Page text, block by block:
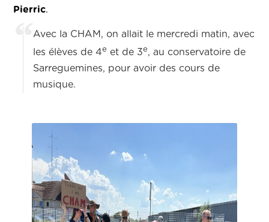
Pierric.
Avec la CHAM, on allait le mercredi matin, avec
les élèves de 4e et de 3e, au conservatoire de
Sarreguemines, pour avoir des cours de
musique.